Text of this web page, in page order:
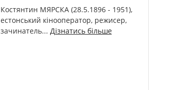
Костянтин МЯРСКА (28.5.1896 - 1951),
естонський кінооператор, режисер,
зачинатель... Дізнатись більше